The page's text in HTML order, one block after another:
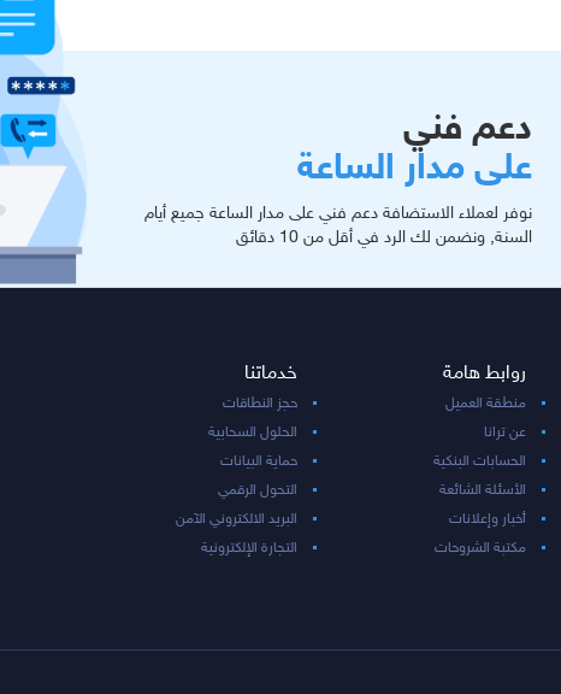
دعم فني
على مدار الساعة
نوفر لعملاء الاستضافة دعم فني على مدار الساعة جميع أيام
السنة, ونضمن لك الرد في أقل من 10 دقائق
روابط هامة
منطقة العميل
عن ترانا
الحسابات البنكية
الأسئلة الشائعة
أخبار وإعلانات
مكتبة الشروحات
خدماتنا
حجز النطاقات
الحلول السحابية
حماية البيانات
التحول الرقمي
البريد الالكتروني الآمن
التجارة الإلكترونية